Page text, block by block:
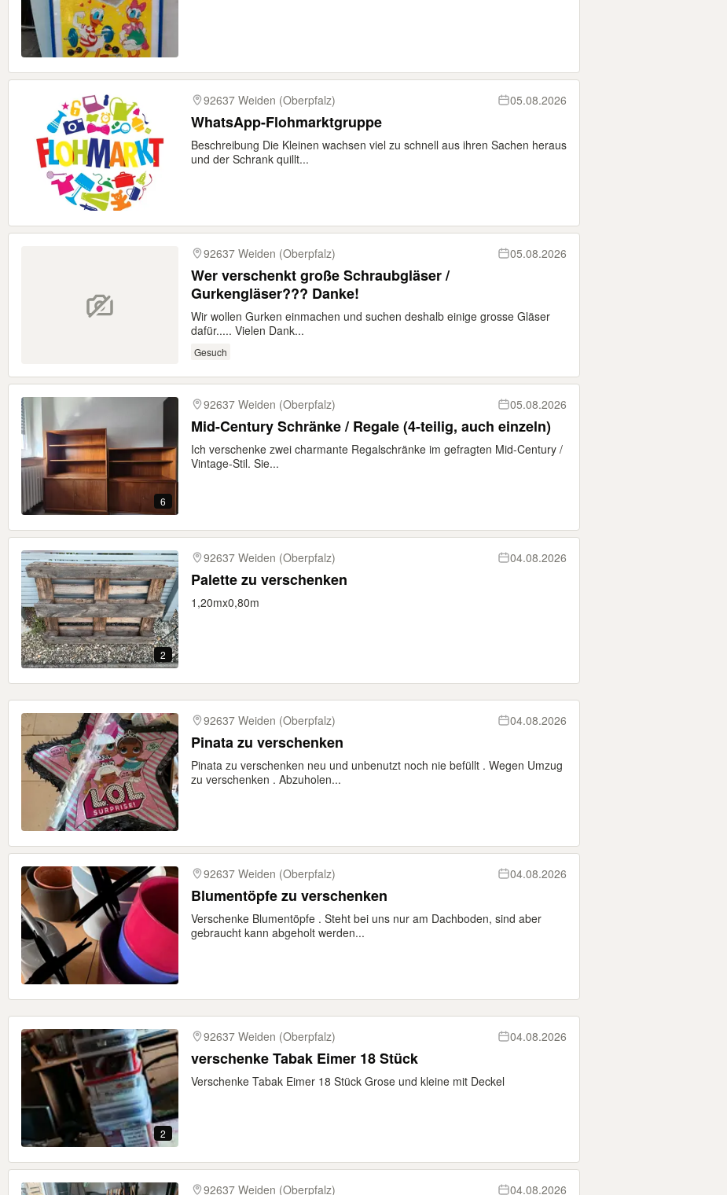
92637 Weiden (Oberpfalz) 05.08.2026
WhatsApp-Flohmarktgruppe
Beschreibung Die Kleinen wachsen viel zu schnell aus ihren Sachen heraus
und der Schrank quillt...
92637 Weiden (Oberpfalz) 05.08.2026
Wer verschenkt große Schraubgläser /
Gurkengläser??? Danke!
Wir wollen Gurken einmachen und suchen deshalb einige grosse Gläser
dafür..... Vielen Dank...
Gesuch
6
92637 Weiden (Oberpfalz) 05.08.2026
Mid-Century Schränke / Regale (4-teilig, auch einzeln)
Ich verschenke zwei charmante Regalschränke im gefragten Mid-Century /
Vintage-Stil. Sie...
2
92637 Weiden (Oberpfalz) 04.08.2026
Palette zu verschenken
1,20mx0,80m
92637 Weiden (Oberpfalz) 04.08.2026
Pinata zu verschenken
Pinata zu verschenken neu und unbenutzt noch nie befüllt . Wegen Umzug
zu verschenken . Abzuholen...
92637 Weiden (Oberpfalz) 04.08.2026
Blumentöpfe zu verschenken
Verschenke Blumentöpfe . Steht bei uns nur am Dachboden, sind aber
gebraucht kann abgeholt werden...
2
92637 Weiden (Oberpfalz) 04.08.2026
verschenke Tabak Eimer 18 Stück
Verschenke Tabak Eimer 18 Stück Grose und kleine mit Deckel
92637 Weiden (Oberpfalz) 04.08.2026